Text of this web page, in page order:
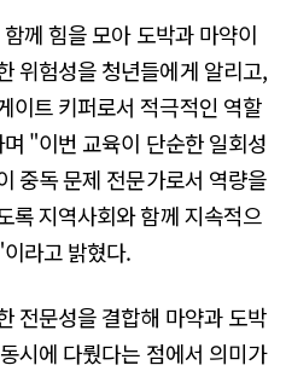
께 힘을 모아 도박과 마약이
위험성을 청년들에게 알리고,
이트 키퍼로서 적극적인 역할
"이번 교육이 단순한 일회성
중독 문제 전문가로서 역량을
록 지역사회와 함께 지속적으
라고 밝혔다.
전문성을 결합해 마약과 도박
시에 다뤘다는 점에서 의미가